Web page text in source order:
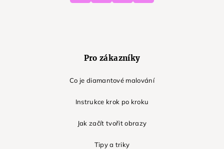
Pro zákazníky
Co je diamantové malování
Instrukce krok po kroku
Jak začít tvořit obrazy
Tipy a triky